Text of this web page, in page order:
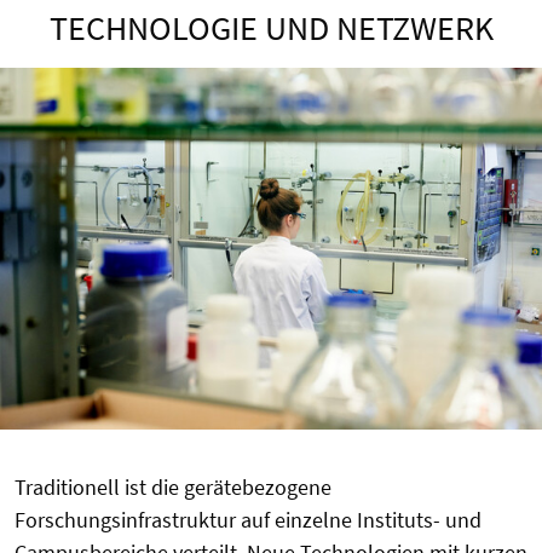
TECHNOLOGIE UND NETZWERK
Traditionell ist die gerätebezogene
Forschungsinfrastruktur auf einzelne Instituts- und